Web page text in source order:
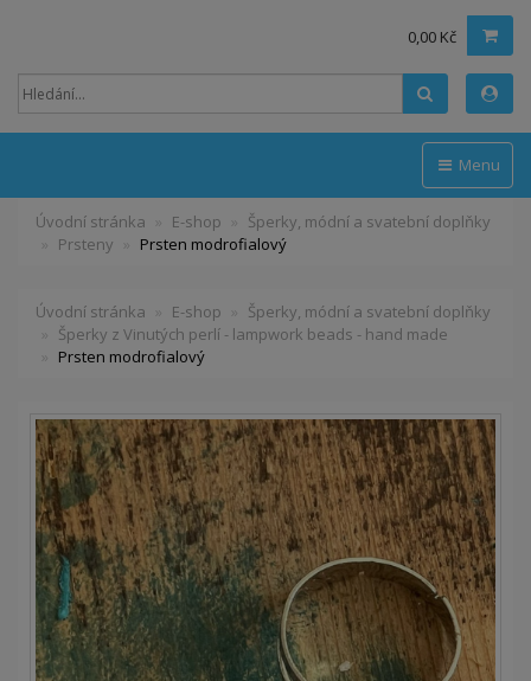
0,00 Kč
Menu
Úvodní stránka E-shop
Šperky, módní a svatební doplňky
Prsteny
Prsten modrofialový
Úvodní stránka E-shop
Šperky, módní a svatební doplňky
Šperky z Vinutých perlí - lampwork beads - hand made
Prsten modrofialový